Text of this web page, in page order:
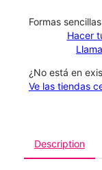
​​​​​​​Formas
Hacer
¿No está en
Ve las tiendas
Description